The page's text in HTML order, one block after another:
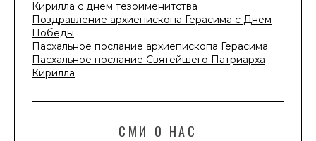
Кирилла с днем тезоименитства
Поздравление архиепископа Герасима с Днем
Победы
Пасхальное послание архиепископа Герасима
Пасхальное послание Святейшего Патриарха
Кирилла
СМИ О НАС